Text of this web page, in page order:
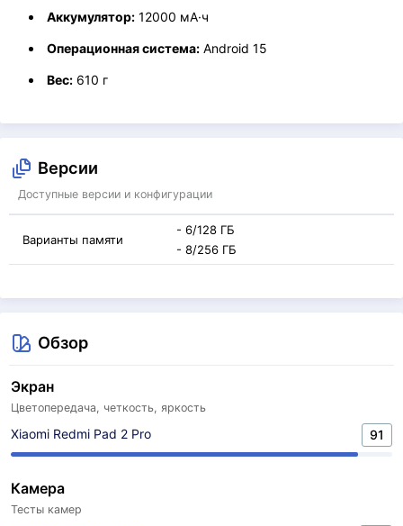
Аккумулятор: 12000 мА·ч
Операционная система: Android 15
Вес: 610 г
Версии
Доступные версии и конфигурации
Варианты памяти
- 6/128 ГБ
- 8/256 ГБ
Обзор
Экран
Цветопередача, четкость, яркость
Xiaomi Redmi Pad 2 Pro 91
Камера
Тесты камер